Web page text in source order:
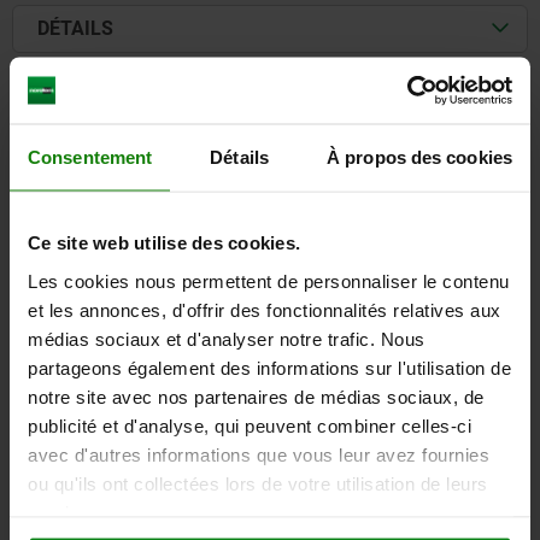
Consentement Détails À propos des cookies
Ce site web utilise des cookies.
Les cookies nous permettent de personnaliser le contenu
et les annonces, d'offrir des fonctionnalités relatives aux
médias sociaux et d'analyser notre trafic. Nous
partageons également des informations sur l'utilisation de
notre site avec nos partenaires de médias sociaux, de
publicité et d'analyse, qui peuvent combiner celles-ci
avec d'autres informations que vous leur avez fournies
ou qu'ils ont collectées lors de votre utilisation de leurs
DÉTAILS
TÉLÉCHARGEMENTS
D'autres clients ont
également acheté
NOUVEAU